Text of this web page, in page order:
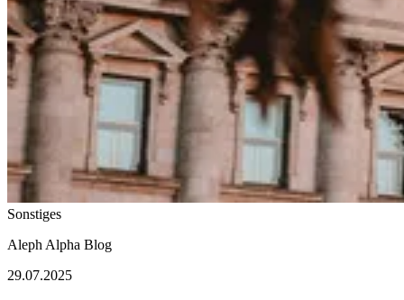
Sonstiges
Aleph Alpha Blog
29.07.2025